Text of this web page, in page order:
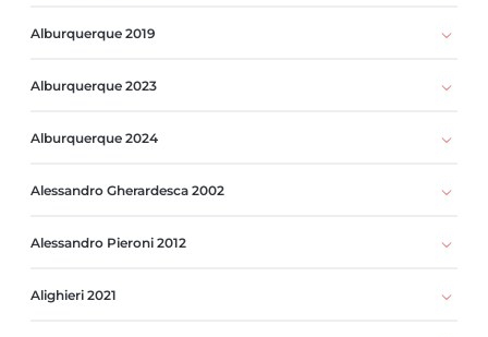
Alburquerque 2019
Alburquerque 2023
Alburquerque 2024
Alessandro Gherardesca 2002
Alessandro Pieroni 2012
Alighieri 2021